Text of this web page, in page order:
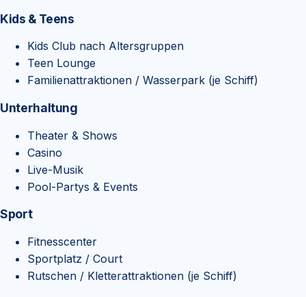
Kids & Teens
Kids Club nach Altersgruppen
Teen Lounge
Familienattraktionen / Wasserpark (je Schiff)
Unterhaltung
Theater & Shows
Casino
Live-Musik
Pool-Partys & Events
Sport
Fitnesscenter
Sportplatz / Court
Rutschen / Kletterattraktionen (je Schiff)